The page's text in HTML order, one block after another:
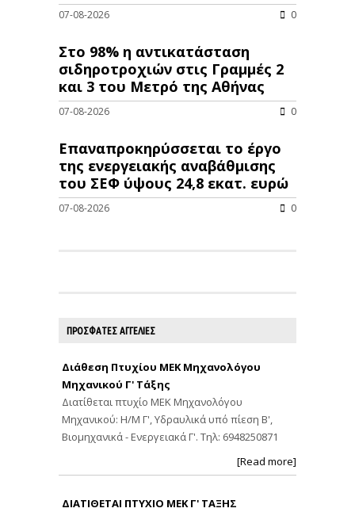
07-08-2026 0
Στο 98% η αντικατάσταση
σιδηροτροχιών στις Γραμμές 2
και 3 του Μετρό της Αθήνας
07-08-2026 0
Επαναπροκηρύσσεται το έργο
της ενεργειακής αναβάθμισης
του ΣΕΦ ύψους 24,8 εκατ. ευρώ
07-08-2026 0
ΠΡΟΣΦΑΤΕΣ ΑΓΓΕΛΙΕΣ
Διάθεση Πτυχίου ΜΕΚ Μηχανολόγου
Μηχανικού Γ' Τάξης
Διατίθεται πτυχίο ΜΕΚ Μηχανολόγου
Μηχανικού: Η/Μ Γ', Υδραυλικά υπό πίεση Β',
Βιομηχανικά - Ενεργειακά Γ'. Τηλ: 6948250871
[Read more]
ΔΙΑΤΙΘΕΤΑΙ ΠΤΥΧΙΟ ΜΕΚ Γ' ΤΑΞΗΣ